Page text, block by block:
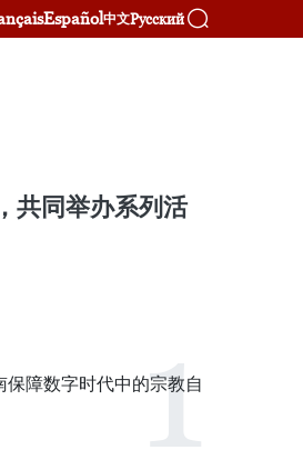
Español中文Русский
共同举办系列活
保障数字时代中的宗教自